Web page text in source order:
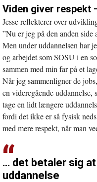
Viden giver respekt
Jesse reflekterer over
”Nu er jeg på den anden side
Men under uddannelsen har
og arbejdet som SOSU i en
sammen med min far på et
Når jeg sammenligner de
en videregående uddannelse,
tage en lidt længere
fordi det ikke er så fysisk
med mere respekt, når man
… det betaler sig
uddannelse